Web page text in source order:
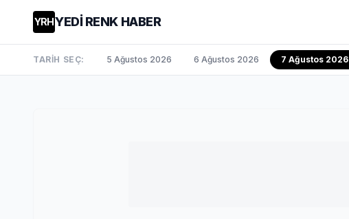
YRHYEDİ RENK HABER
TARİH SEÇ: 5 Ağustos 2026 6 Ağustos 2026 7 Ağustos